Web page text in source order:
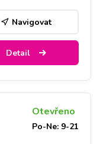
Navigovat
Detail
Otevřeno
Po-Ne: 9-21